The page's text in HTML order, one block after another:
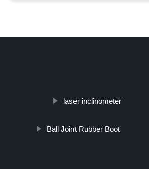
laser inclinometer
Ball Joint Rubber Boot